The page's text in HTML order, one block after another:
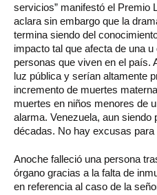
servicios” manifestó el Premio
aclara sin embargo que la
termina siendo del
impacto tal que afecta de una
personas que viven en el país.
luz pública y serían altamente
incremento de muertes
muertes en niños menores de
alarma. Venezuela, aun siendo
décadas. No hay excusas para
Anoche falleció una persona
órgano gracias a la falta de
en referencia al caso de la